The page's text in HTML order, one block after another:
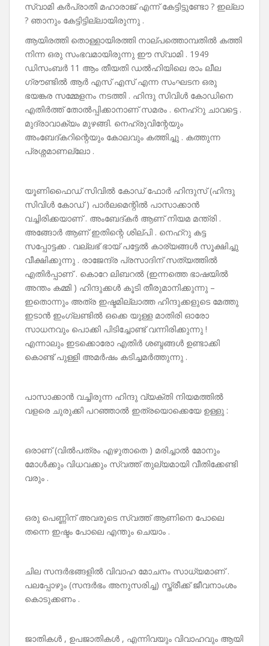
സ്വാമി കർപ്രാതി മഹാരാജ് എന്ന് കേട്ടിട്ടുണ്ടോ ? ഇല്ലാ
? ഞാനും കേട്ടിട്ടില്ലായിരുന്നു .
ആയിരത്തി തൊള്ളായിരത്തി നാല്പത്തൊമ്പതിൽ കത്തി
നിന്ന ഒരു സംഭവമായിരുന്നു ഈ സ്വാമി . 1949
ഡിസംബർ 11 ആം തീയതി ഡൽഹിയിലെ രാം ലീല
ഗ്രൗണ്ടിൽ ആർ എസ് എസ് എന്ന സംഘടന ഒരു
ഭയങ്കര സമ്മേളനം നടത്തി . ഹിന്ദു സിവിൾ കോഡിനെ
എതിർത്ത് തോൽപ്പിക്കാനാണ് സമരം . നെഹ്‌റു ചാവട്ടെ .
മുദ്രാവാക്യം മുഴങ്ങി. നെഹ്രുവിന്റേയും
അംബേദ്കറിന്റെയും കോലവും കത്തിച്ചു . കത്തുന്ന
പ്രശ്നമാണല്ലോ .
യൂണിഫൈഡ് സിവിൽ കോഡ് ഫോർ ഹിന്ദുസ് (ഹിന്ദു
സിവിൾ കോഡ് ) പാർലമെന്റിൽ പാസാക്കാൻ
വച്ചിരിക്കയാണ് . അംബേദ്‌കർ ആണ് നിയമ മന്ത്രി .
അങ്ങോർ ആണ് ഇതിന്റെ ശില്പി . നെഹ്‌റു കട്ട
സപ്പോട്ടക്ക . വല്ലഭ് ഭായ് പട്ടേൽ കാര്യങ്ങൾ സൂക്ഷിച്ചു
വീക്ഷിക്കുന്നു . രാജേന്ദ്ര പ്രസാദിന് സത്യത്തിൽ
എതിർപ്പാണ് . കൊറേ ലിബറൽ (ഇന്നത്തെ ഭാഷയിൽ
അന്തം കമ്മി ) ഹിന്ദുക്കൾ കൂടി തീരുമാനിക്കുന്നു –
ഇതൊന്നും അത്ര ഇഷ്ടമില്ലാത്ത ഹിന്ദുക്കളുടെ മേത്തു
ഇടാൻ ഇംഗ്ലണ്ടിൽ ഒക്കെ യുള്ള മാതിരി ഓരോ
സാധനവും പൊക്കി പിടിച്ചോണ്ട് വന്നിരിക്കുന്നു !
എന്നാലും ഇടക്കൊരോ എതിർ ശബ്ദങ്ങൾ ഉണ്ടാക്കി
കൊണ്ട് പുള്ളി അമർഷം കടിച്ചമർത്തുന്നു .
പാസാക്കാൻ വച്ചിരുന്ന ഹിന്ദു വ്യക്തി നിയമത്തിൽ
വളരെ ചുരുക്കി പറഞ്ഞാൽ ഇത്രയൊക്കെയേ ഉള്ളു :
ഒരാണ് (വിൽപത്രം എഴുതാതെ ) മരിച്ചാൽ മോനും
മോൾക്കും വിധവക്കും സ്വത്ത് തുല്യമായി വീതിക്കേണ്ടി
വരും .
ഒരു പെണ്ണിന് അവരുടെ സ്വത്ത് ആണിനെ പോലെ
തന്നെ ഇഷ്ടം പോലെ എന്തും ചെയാം .
ചില സന്ദർഭങ്ങളിൽ വിവാഹ മോചനം സാധ്യമാണ് .
പലപ്പോഴും (സന്ദർഭം അനുസരിച്ച) സ്ത്രീക്ക് ജീവനാംശം
കൊടുക്കണം .
ജാതികൾ , ഉപജാതികൾ , എന്നിവയും വിവാഹവും ആയി